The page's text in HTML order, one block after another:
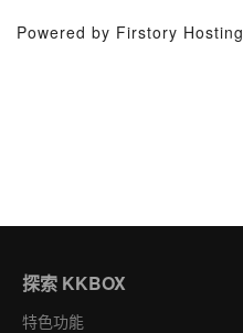
Powered by Firstory Hosting
探索 KKBOX
特色功能